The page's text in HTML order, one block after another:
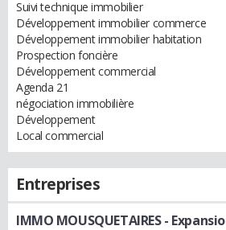
Suivi technique immobilier
Développement immobilier commerce
Développement immobilier habitation
Prospection foncière
Développement commercial
Agenda 21
négociation immobilière
Développement
Local commercial
Entreprises
IMMO MOUSQUETAIRES-